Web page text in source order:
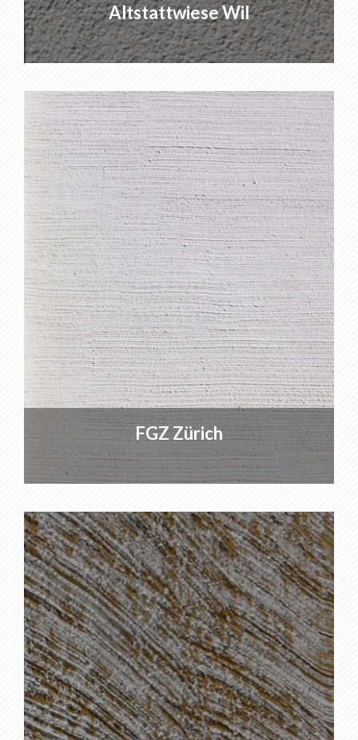
Altstattwiese Wil
FGZ Zürich